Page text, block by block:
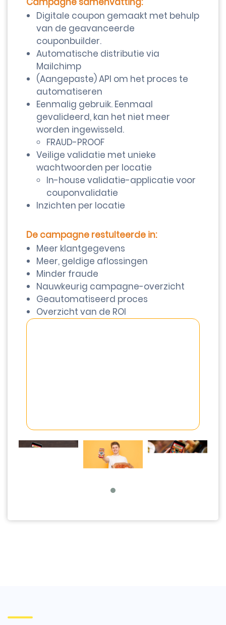
Digitale coupon gemaakt met behulp
van de geavanceerde
couponbuilder.
Automatische distributie via
Mailchimp
(Aangepaste) API om het proces te
automatiseren
Eenmalig gebruik. Eenmaal
gevalideerd, kan het niet meer
worden ingewisseld.
FRAUD-PROOF
Veilige validatie met unieke
wachtwoorden per locatie
In-house validatie-applicatie voor
couponvalidatie
Inzichten per locatie
De campagne restulteerde in:
Meer klantgegevens
Meer, geldige aflossingen
Minder fraude
Nauwkeurig campagne-overzicht
Geautomatiseerd proces
Overzicht van de ROI